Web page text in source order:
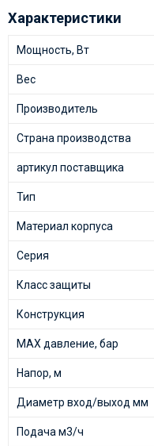
Характеристики
Мощность, Вт
Вес
Производитель
Страна производства
артикул поставщика
Тип
Материал корпуса
Серия
Класс защиты
Конструкция
MAX давление, бар
Напор, м
Диаметр вход/выход мм
Подача м3/ч